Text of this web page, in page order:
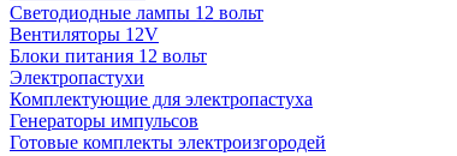
Светодиодные лампы 12 вольт
Вентиляторы 12V
Блоки питания 12 вольт
Электропастухи
Комплектующие для электропастуха
Генераторы импульсов
Готовые комплекты электроизгородей